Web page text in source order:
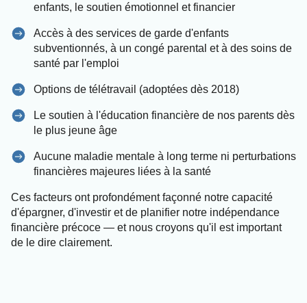
enfants, le soutien émotionnel et financier
Accès à des services de garde d'enfants
subventionnés, à un congé parental et à des soins de
santé par l'emploi
Options de télétravail (adoptées dès 2018)
Le soutien à l'éducation financière de nos parents dès
le plus jeune âge
Aucune maladie mentale à long terme ni perturbations
financières majeures liées à la santé
Ces facteurs ont profondément façonné notre capacité
d'épargner, d'investir et de planifier notre indépendance
financière précoce — et nous croyons qu'il est important
de le dire clairement.